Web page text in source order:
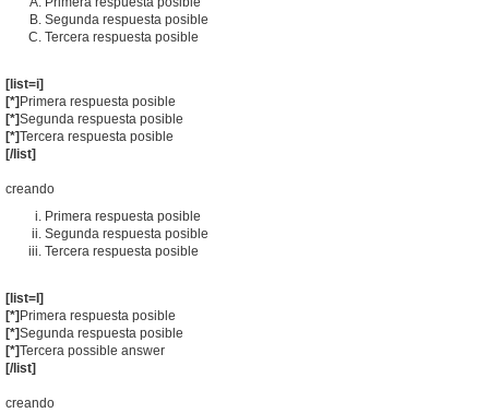
Segunda respuesta posible
Tercera respuesta posible
[list=i]
[*]Primera respuesta posible
[*]Segunda respuesta posible
[*]Tercera respuesta posible
[/list]
creando
Primera respuesta posible
Segunda respuesta posible
Tercera respuesta posible
[list=I]
[*] Primera respuesta posible
[*]Segunda respuesta posible
[*]Tercera possible answer
[/list]
creando